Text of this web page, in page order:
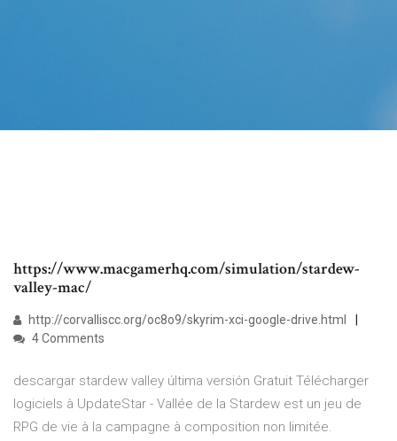
https://www.macgamerhq.com/simulation/stardew-
valley-mac/
http://corvalliscc.org/oc8o9/skyrim-xci-google-drive.html
4 Comments
descargar stardew valley última versión Gratuit Télécharger
logiciels à UpdateStar - Vallée de la Stardew est un jeu de
RPG de vie à la campagne à composition non limitée.